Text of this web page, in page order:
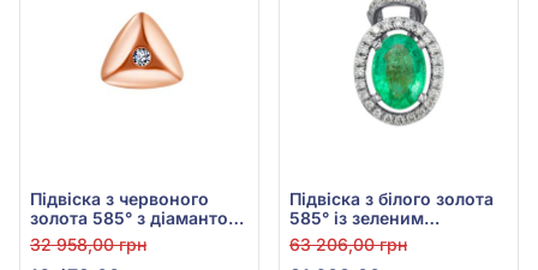
Підвіска з червоного
золота 585° з діамантом
0,013ct, арт. 2
32 958,00 грн
Підвіска з білого золота
585° із зеленим
смарагдом 0,72ct та
діамантами 0,1ct, арт.
63 206,00 грн